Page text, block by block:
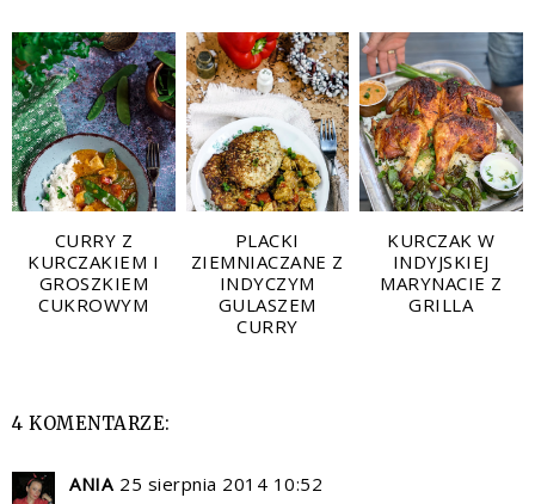
CURRY Z
KURCZAKIEM I
GROSZKIEM
CUKROWYM
PLACKI
ZIEMNIACZANE Z
INDYCZYM
GULASZEM
CURRY
KURCZAK W
INDYJSKIEJ
MARYNACIE Z
GRILLA
4 KOMENTARZE:
ANIA 25 sierpnia 2014 10:52